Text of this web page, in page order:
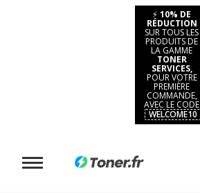
⚡ 10% DE
RÉDUCTION
SUR TOUS LES
PRODUITS DE
LA GAMME
TONER
SERVICES,
POUR VOTRE
PREMIÈRE
COMMANDE,
AVEC LE CODE
WELCOME10